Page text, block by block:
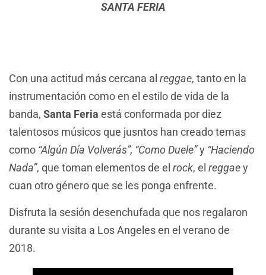
SANTA FERIA
Con una actitud más cercana al reggae, tanto en la
instrumentación como en el estilo de vida de la
banda, Santa Feria está conformada por diez
talentosos músicos que jusntos han creado temas
como “Algún Día Volverás”, “Como Duele”y “Haciendo
Nada”, que toman elementos de el rock, el reggaey
cuan otro género que se les ponga enfrente.
Disfruta la sesión desenchufada que nos regalaron
durante su visita a Los Angeles en el verano de
2018.